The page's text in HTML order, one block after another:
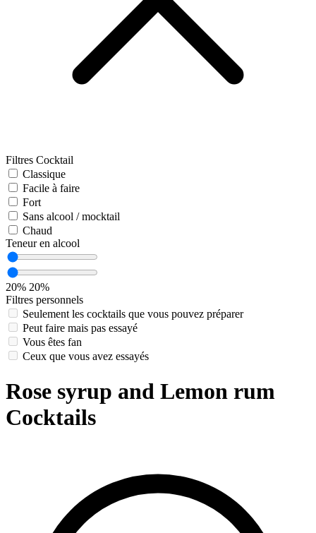
Filtres Cocktail
Classique
Facile à faire
Fort
Sans alcool / mocktail
Chaud
Teneur en alcool
20% 20%
Filtres personnels
Seulement les cocktails que vous pouvez préparer
Peut faire mais pas essayé
Vous êtes fan
Ceux que vous avez essayés
Rose syrup and Lemon rum
Cocktails